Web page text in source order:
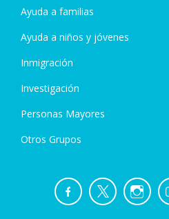
Ayuda a familias
Ayuda a niños y jóvenes
Inmigración
Investigación
Personas Mayores
Otros Grupos